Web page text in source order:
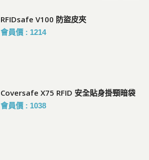
RFIDsafe V100 防盜皮夾
會員價 : 1214
Coversafe X75 RFID 安全貼身掛頸暗袋
會員價 : 1038